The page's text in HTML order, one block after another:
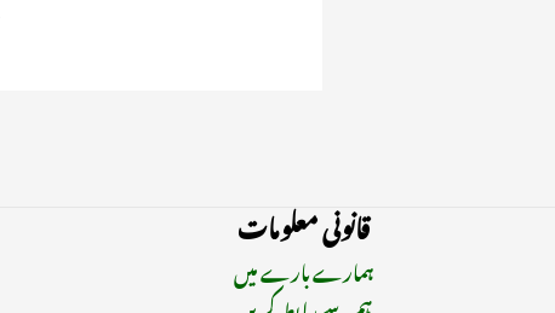
قانونی معلومات
ہمارے بارے میں